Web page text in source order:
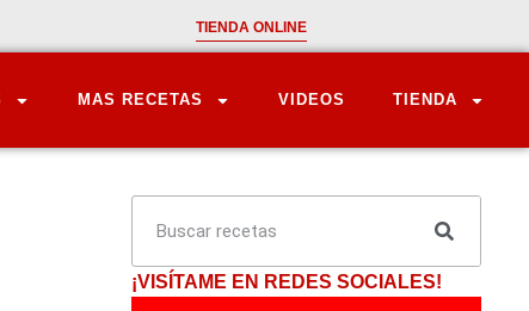
TIENDA ONLINE
MAS RECETAS VIDEOS TIENDA
¡VISÍTAME EN REDES SOCIALES!